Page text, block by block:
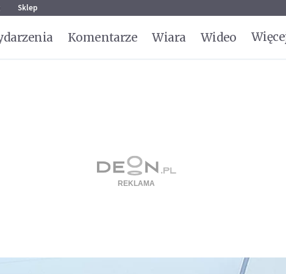
Sklep
Komentarze Wiara Wideo